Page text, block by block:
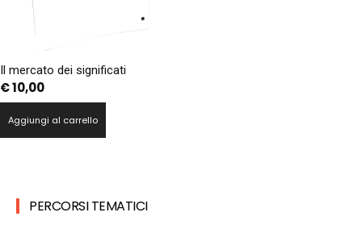
Il mercato dei significati
€10,00
Aggiungi al carrello
PERCORSI TEMATICI